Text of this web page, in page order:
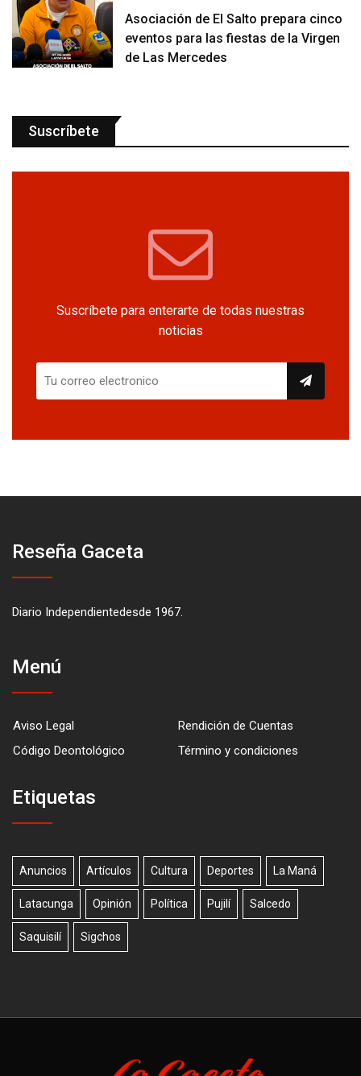
Asociación de El Salto prepara cinco
eventos para las fiestas de la Virgen
de Las Mercedes
Suscríbete
Suscríbete para enterarte de todas nuestras
noticias
Reseña Gaceta
Diario Independientedesde 1967.
Menú
Aviso Legal
Rendición de Cuentas
Código Deontológico
Término y condiciones
Etiquetas
Anuncios Artículos Cultura Deportes La Maná
Latacunga Opinión Política Pujilí Salcedo
Saquisilí Sigchos